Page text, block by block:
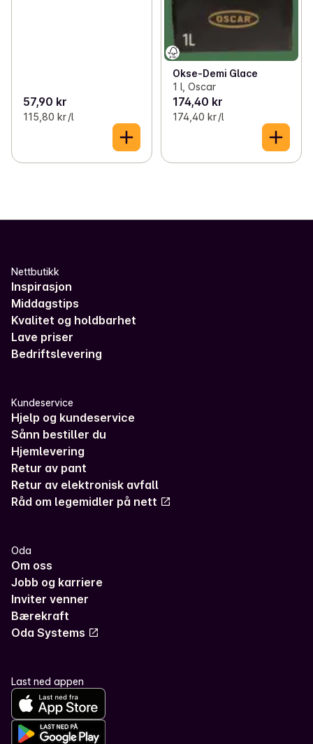
57,90 kr
115,80 kr /l
Okse-Demi Glace
1 l, Oscar
174,40 kr
174,40 kr /l
Nettbutikk
Inspirasjon
Middagstips
Kvalitet og holdbarhet
Lave priser
Bedriftslevering
Kundeservice
Hjelp og kundeservice
Sånn bestiller du
Hjemlevering
Retur av pant
Retur av elektronisk avfall
Råd om legemidler på nett
Oda
Om oss
Jobb og karriere
Inviter venner
Bærekraft
Oda Systems
Last ned appen